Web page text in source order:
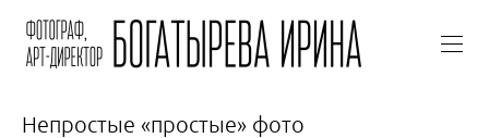
Непростые «простые» фото